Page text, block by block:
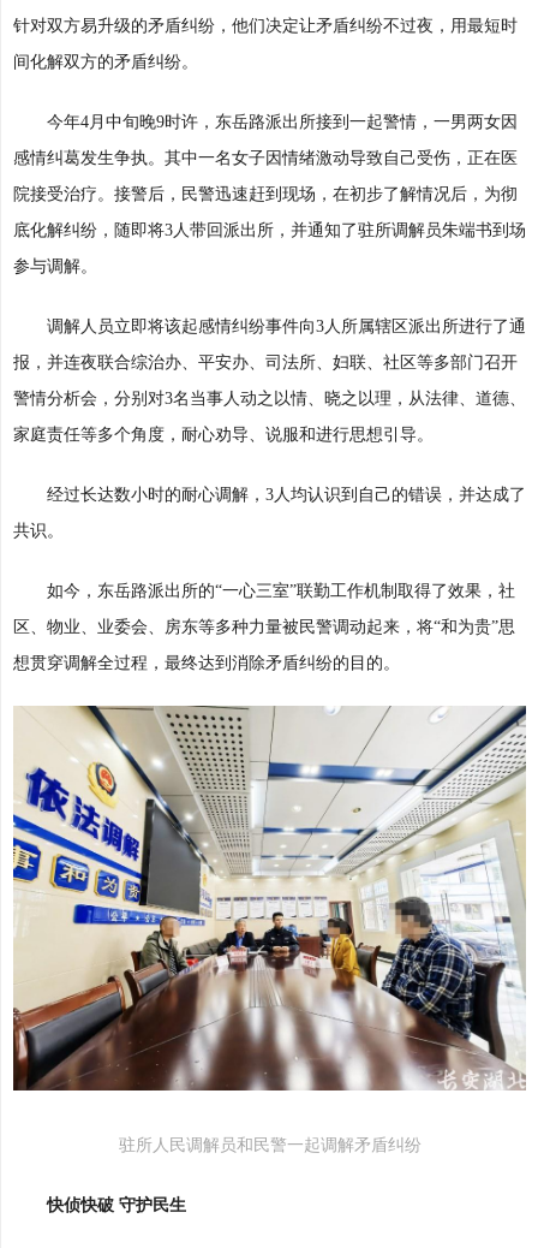
针对双方易升级的矛盾纠纷，他们决定让矛盾纠纷不过夜，用最短时
间化解双方的矛盾纠纷。
今年4月中旬晚9时许，东岳路派出所接到一起警情，一男两女因
感情纠葛发生争执。其中一名女子因情绪激动导致自己受伤，正在医
院接受治疗。接警后，民警迅速赶到现场，在初步了解情况后，为彻
底化解纠纷，随即将3人带回派出所，并通知了驻所调解员朱端书到场
参与调解。
调解人员立即将该起感情纠纷事件向3人所属辖区派出所进行了通
报，并连夜联合综治办、平安办、司法所、妇联、社区等多部门召开
警情分析会，分别对3名当事人动之以情、晓之以理，从法律、道德、
家庭责任等多个角度，耐心劝导、说服和进行思想引导。
经过长达数小时的耐心调解，3人均认识到自己的错误，并达成了
共识。
如今，东岳路派出所的“一心三室”联勤工作机制取得了效果，社
区、物业、业委会、房东等多种力量被民警调动起来，将“和为贵”思
想贯穿调解全过程，最终达到消除矛盾纠纷的目的。
驻所人民调解员和民警一起调解矛盾纠纷
快侦快破 守护民生